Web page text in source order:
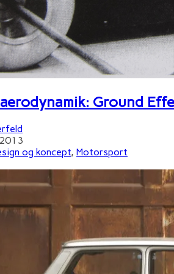
Ground
og koncept, Motorsport